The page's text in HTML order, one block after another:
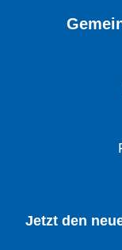
Jetzt den